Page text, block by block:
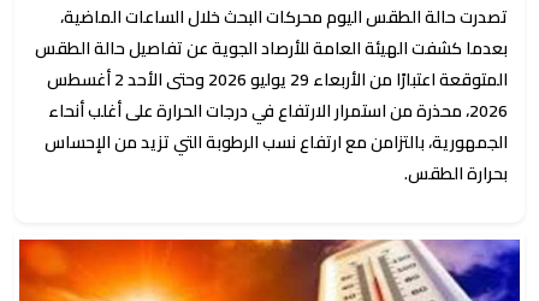
تصدرت حالة الطقس اليوم محركات البحث خلال الساعات الماضية،
بعدما كشفت الهيئة العامة للأرصاد الجوية عن تفاصيل حالة الطقس
المتوقعة اعتبارًا من الأربعاء 29 يوليو 2026 وحتى الأحد 2 أغسطس
2026، محذرة من استمرار الارتفاع في درجات الحرارة على أغلب أنحاء
الجمهورية، بالتزامن مع ارتفاع نسب الرطوبة التي تزيد من الإحساس
بحرارة الطقس.